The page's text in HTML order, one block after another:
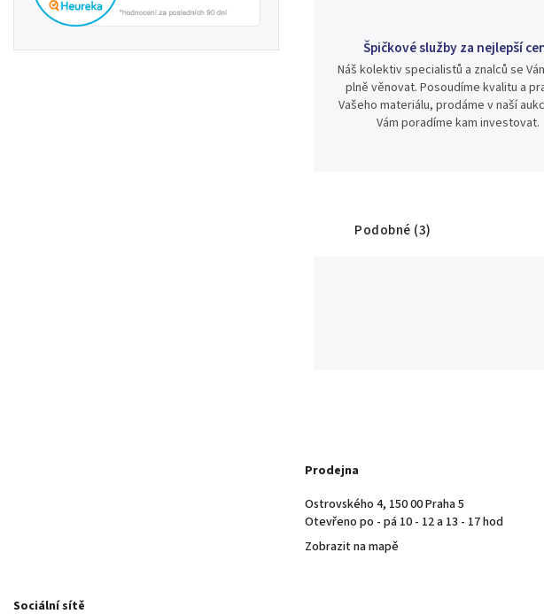
Špičkové služby za nejlepší
Náš kolektiv specialistů a znalců se
plně věnovat. Posoudíme kvalitu a
Vašeho materiálu, prodáme v naší
Vám poradíme kam investovat.
Podobné (3)
Prodejna
Ostrovského 4, 150 00 Praha 5
Otevřeno po - pá 10 - 12 a 13 - 17 hod
Zobrazit na mapě
Sociální sítě